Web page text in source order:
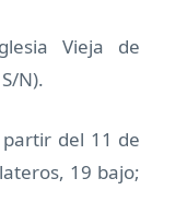
Vieja de
N).
del 11 de
19 bajo;